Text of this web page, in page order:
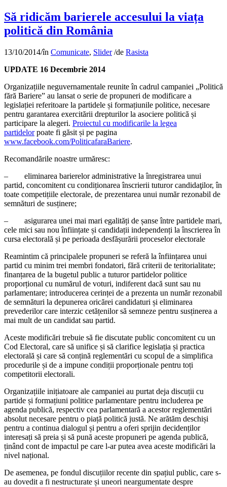
Să ridicăm barierele accesului la viața
politică din România
13/10/2014/în Comunicate, Slider /de Rasista
UPDATE 16 Decembrie 2014
Organizațiile neguvernamentale reunite în cadrul campaniei „Politică
fără Bariere” au lansat o serie de propuneri de modificare a
legislației referitoare la partidele și formațiunile politice, necesare
pentru garantarea exercitării drepturilor la asociere politică și
participare la alegeri. Proiectul cu modificarile la legea
partidelorpoate fi găsit și pe pagina
www.facebook.com/PoliticafaraBariere.
Recomandările noastre urmăresc:
– eliminarea barierelor administrative la înregistrarea unui
partid, concomitent cu condiționarea înscrierii tuturor candidaţilor, în
toate competițiile electorale, de prezentarea unui număr rezonabil de
semnături de susținere;
– asigurarea unei mai mari egalități de șanse între partidele mari,
cele mici sau nou înființate și candidații independenți la înscrierea în
cursa electorală și pe perioada desfășurării proceselor electorale
Reamintim că principalele propuneri se referă la înființarea unui
partid cu minim trei membri fondatori, fără criterii de teritorialitate;
finanțarea de la bugetul public a tuturor partidelor politice
proporțional cu numărul de voturi, indiferent dacă sunt sau nu
parlamentare; introducerea cerinței de a prezenta un număr rezonabil
de semnături la depunerea oricărei candidaturi și eliminarea
prevederilor care interzic cetățenilor să semneze pentru susținerea a
mai mult de un candidat sau partid.
Aceste modificări trebuie să fie discutate public concomitent cu un
Cod Electoral, care să unifice și să clarifice legislația și practica
electorală și care să conțină reglementări cu scopul de a simplifica
procedurile și de a impune condiții proporționale pentru toți
competitorii electorali.
Organizațiile inițiatoare ale campaniei au purtat deja discuții cu
partide și formațiuni politice parlamentare pentru includerea pe
agenda publică, respectiv cea parlamentară a acestor reglementări
absolut necesare pentru o piață politică justă. Ne arătăm deschiși
pentru a continua dialogul și pentru a oferi sprijin decidenților
interesați să preia și să pună aceste propuneri pe agenda publică,
ținând cont de impactul pe care l-ar putea avea aceste modificări la
nivel național.
De asemenea, pe fondul discuțiilor recente din spațiul public, care s-
au dovedit a fi nestructurate și uneori neargumentate despre